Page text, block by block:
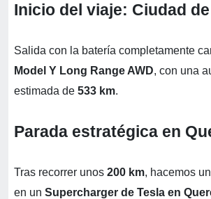
Inicio del viaje: Ciudad
Salida con la batería completamente
Model Y Long Range AWD, con una
estimada de 533 km.
Parada estratégica en
Tras recorrer unos 200 km, hacemos
en un Supercharger de Tesla en